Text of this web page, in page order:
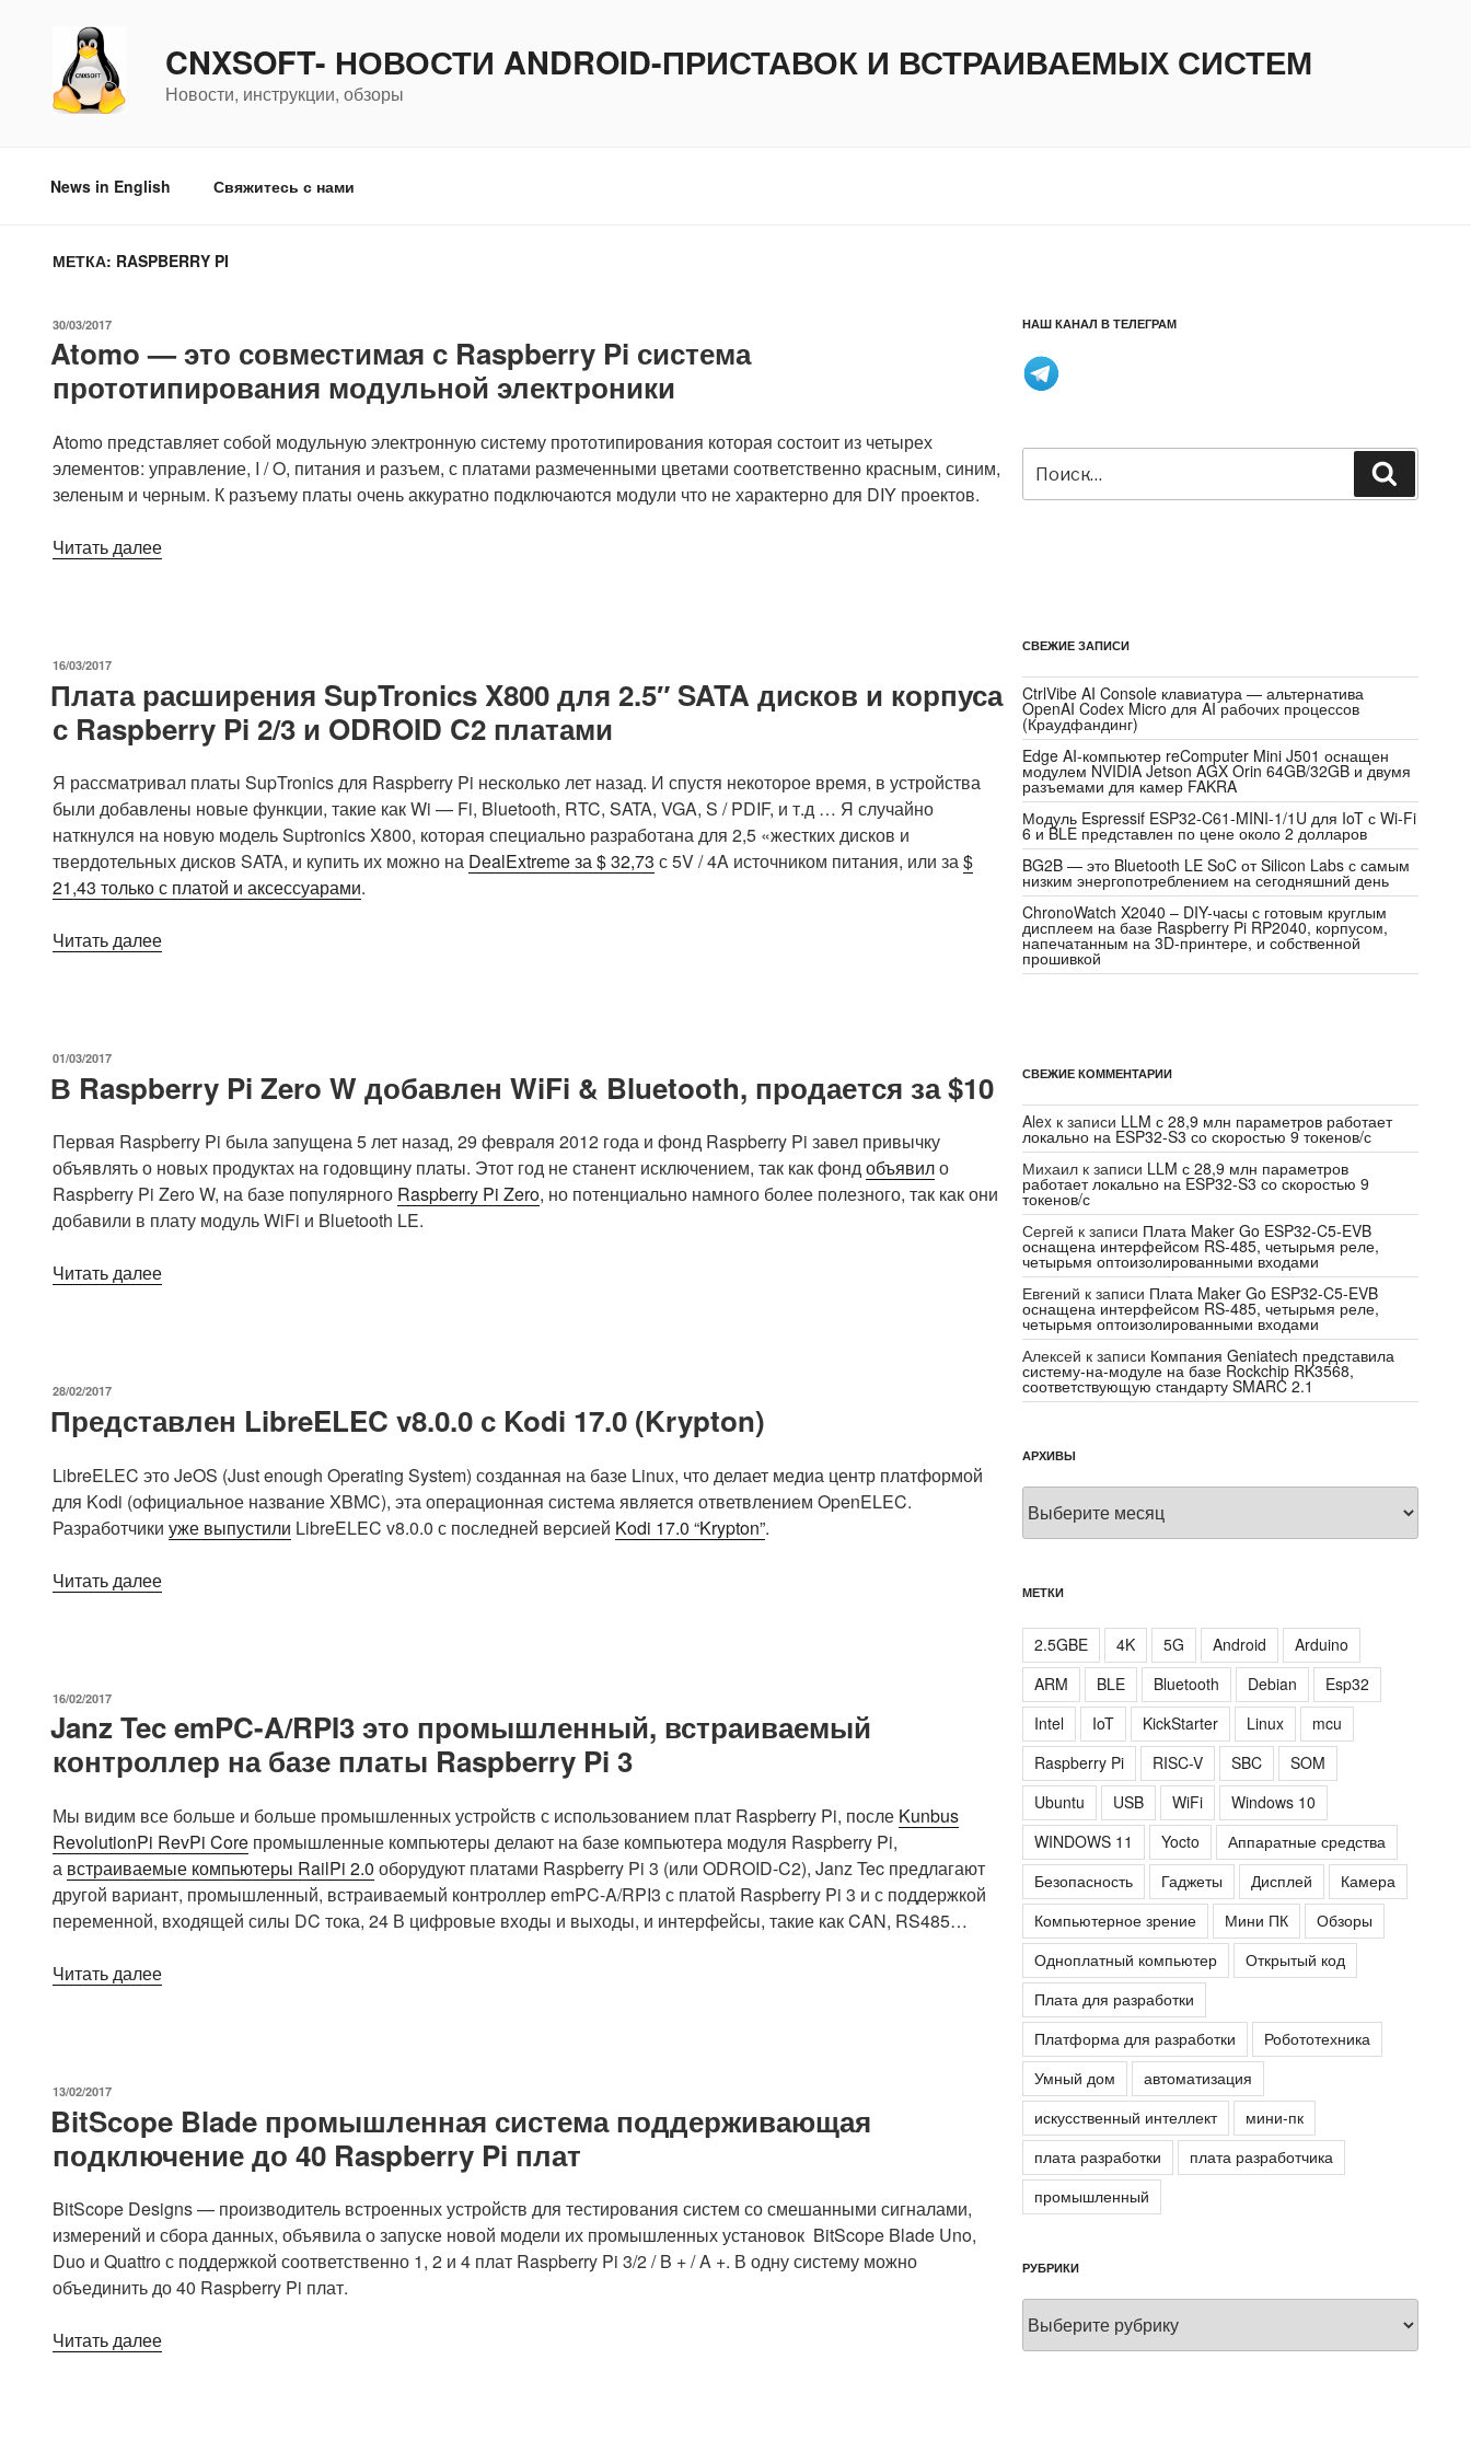
содержимому
CNXSOFT- НОВОСТИ ANDROID-ПРИСТАВОК И ВСТРАИВАЕМЫХ СИСТЕМ
Новости, инструкции, обзоры
News in English Свяжитесь с нами
МЕТКА: RASPBERRY PI
ОПУБЛИКОВАНО
30/03/2017
Atomo — это совместимая с Raspberry Pi система
прототипирования модульной электроники
Atomo представляет собой модульную электронную систему прототипирования которая состоит из четырех
элементов: управление, I / O, питания и разъем, с платами размеченными цветами соответственно красным, синим,
зеленым и черным. К разъему платы очень аккуратно подключаются модули что не характерно для DIY проектов.
Читать далее«Atomo
Pi
система
модульной
электроники»
ОПУБЛИКОВАНО
16/03/2017
Плата расширения SupTronics X800 для 2.5″ SATA дисков и корпуса
с Raspberry Pi 2/3 и ODROID C2 платами
Я рассматривал платы SupTronics для Raspberry Pi несколько лет назад. И спустя некоторое время, в устройства
были добавлены новые функции, такие как Wi — Fi, Bluetooth, RTC, SATA, VGA, S / PDIF, и т.д … Я случайно
наткнулся на новую модель Suptronics X800, которая специально разработана для 2,5 «жестких дисков и
твердотельных дисков SATA, и купить их можно на DealExtreme за $ 32,73 с 5V / 4A источником питания, или за$
21,43 только с платой и аксессуарами.
Читать далее«Плата
SATA
и
корпуса
с
Raspberry
2/3
ОПУБЛИКОВАНО
01/03/2017
В Raspberry Pi Zero W добавлен WiFi & Bluetooth, продается за $10
Первая Raspberry Pi была запущена 5 лет назад, 29 февраля 2012 года и фонд Raspberry Pi завел привычку
объявлять о новых продуктах на годовщину платы. Этот год не станент исключением, так как фондобъявило
Raspberry Pi Zero W, на базе популярного Raspberry Pi Zero, но потенциально намного более полезного, так как они
добавили в плату модуль WiFi и Bluetooth LE.
Читать далее«В
WiFi
Bluetooth,
продается
за
ОПУБЛИКОВАНО
28/02/2017
Представлен LibreELEC v8.0.0 с Kodi 17.0 (Krypton)
LibreELEC это JeOS (Just enough Operating System) созданная на базе Linux, что делает медиа центр платформой
для Kodi (официальное название XBMC), эта операционная система является ответвлением OpenELEC.
Разработчики уже выпустили LibreELEC v8.0.0 с последней версией Kodi 17.0 “Krypton”.
Читать далее«Представлен
(Krypton)»
ОПУБЛИКОВАНО
16/02/2017
Janz Tec emPC-A/RPI3 это промышленный, встраиваемый
контроллер на базе платы Raspberry Pi 3
Мы видим все больше и больше промышленных устройств с использованием плат Raspberry Pi, после Kunbus
RevolutionPi RevPi Core промышленные компьютеры делают на базе компьютера модуля Raspberry Pi,
а встраиваемые компьютеры RailPi 2.0 оборудуют платами Raspberry Pi 3 (или ODROID-C2), Janz Tec предлагают
другой вариант, промышленный, встраиваемый контроллер emPC-A/RPI3 с платой Raspberry Pi 3 и с поддержкой
переменной, входящей силы DC тока, 24 В цифровые входы и выходы, и интерфейсы, такие как CAN, RS485…
Читать далее«Janz
встраиваемый
контроллер
базе
платы
Raspberry
Pi
ОПУБЛИКОВАНО
13/02/2017
BitScope Blade промышленная система поддерживающая
подключение до 40 Raspberry Pi плат
BitScope Designs — производитель встроенных устройств для тестирования систем со смешанными сигналами,
измерений и сбора данных, объявила о запуске новой модели их промышленных установок BitScope Blade Uno,
Duo и Quattro с поддержкой соответственно 1, 2 и 4 плат Raspberry Pi 3/2 / B + / A +. В одну систему можно
объединить до 40 Raspberry Pi плат.
Читать далее«BitScope
НАШ КАНАЛ В ТЕЛЕГРАМ
Искать:
СВЕЖИЕ ЗАПИСИ
CtrlVibe AI Console клавиатура — альтернатива
OpenAI Codex Micro для AI рабочих процессов
(Краудфандинг)
Edge AI-компьютер reComputer Mini J501 оснащен
модулем NVIDIA Jetson AGX Orin 64GB/32GB и двумя
разъемами для камер FAKRA
Модуль Espressif ESP32-C61-MINI-1/1U для IoT с Wi-Fi
6 и BLE представлен по цене около 2 долларов
BG2B — это Bluetooth LE SoC от Silicon Labs с самым
низким энергопотреблением на сегодняшний день
ChronoWatch X2040 – DIY-часы с готовым круглым
дисплеем на базе Raspberry Pi RP2040, корпусом,
напечатанным на 3D-принтере, и собственной
прошивкой
СВЕЖИЕ КОММЕНТАРИИ
Alex к записи LLM с 28,9 млн параметров работает
локально на ESP32-S3 со скоростью 9 токенов/с
Михаил к записи LLM с 28,9 млн параметров
работает локально на ESP32-S3 со скоростью 9
токенов/с
Сергей к записи Плата Maker Go ESP32-C5-EVB
оснащена интерфейсом RS-485, четырьмя реле,
четырьмя оптоизолированными входами
Евгений к записи Плата Maker Go ESP32-C5-EVB
оснащена интерфейсом RS-485, четырьмя реле,
четырьмя оптоизолированными входами
Алексей к записи Компания Geniatech представила
систему-на-модуле на базе Rockchip RK3568,
соответствующую стандарту SMARC 2.1
АРХИВЫ
Архивы
МЕТКИ
2.5GBE 4K 5G Android
Arduino
ARM
BLE Bluetooth Debian
Esp32
Intel
IoT KickStarter Linux
mcu
Raspberry Pi
RISC-V SBC
SOM
Ubuntu
USB WiFi
Windows 10
WINDOWS 11
Yocto
Аппаратные средства
Безопасность
Гаджеты Дисплей
Камера
Компьютерное зрение
Мини ПК
Обзоры
Одноплатный компьютер
Открытый код
Плата для разработки
Платформа для разработки
Робототехника
Умный дом
автоматизация
искусственный интеллект
мини-пк
плата разработки
плата разработчика
промышленный
РУБРИКИ
Рубрики